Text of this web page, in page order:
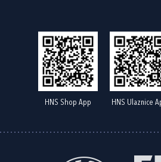
HNS Shop App HNS Ulaznice